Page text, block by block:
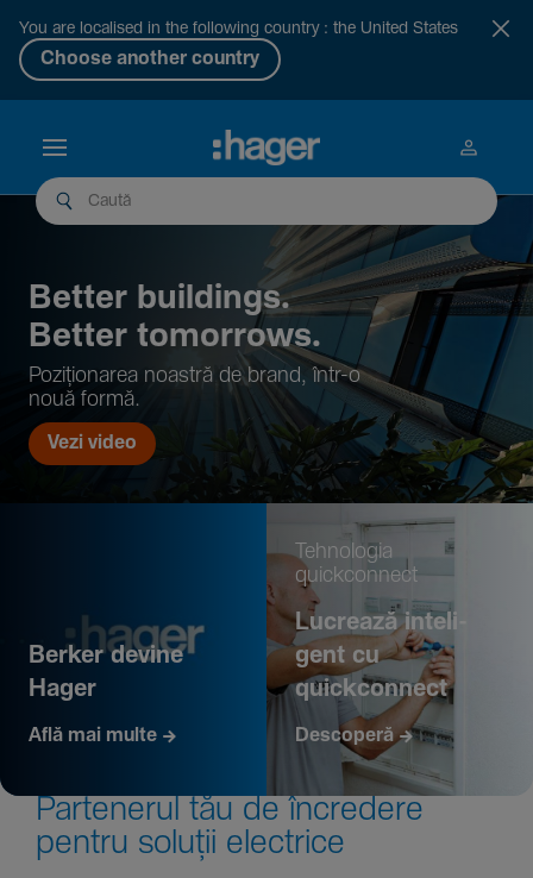
You are localised in the following country : the United States
Choose another country
Better buil­dings.
Better tomor­rows.
Pozi­țio­narea noastră de brand, într-o
nouă formă.
Vezi video
Berker devine
Hager
Află mai multe
Tehno­logia
quickconnect
Lucrează inte­li­
gent cu
quickconnect
Descoperă
Parte­nerul tău de încre­dere
pentru soluții electrice